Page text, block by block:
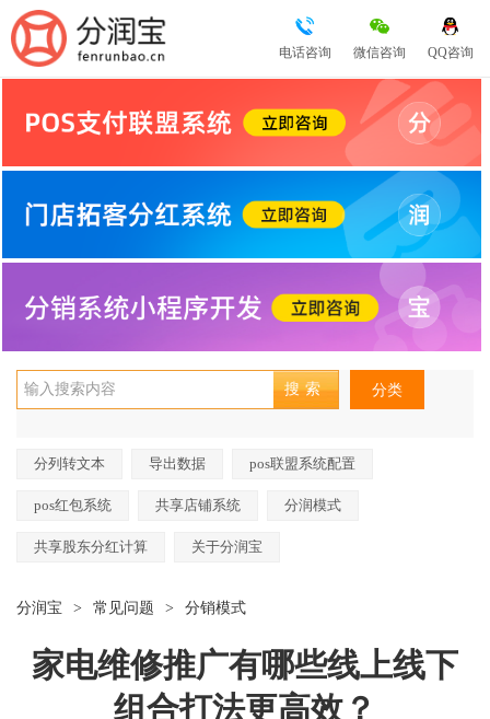
QQ咨询
微信咨询
电话咨询
分类
分列转文本 导出数据 pos联盟系统配置
pos红包系统 共享店铺系统 分润模式
共享股东分红计算 关于分润宝
分润宝 > 常见问题 > 分销模式
家电维修推广有哪些线上线下
组合打法更高效？